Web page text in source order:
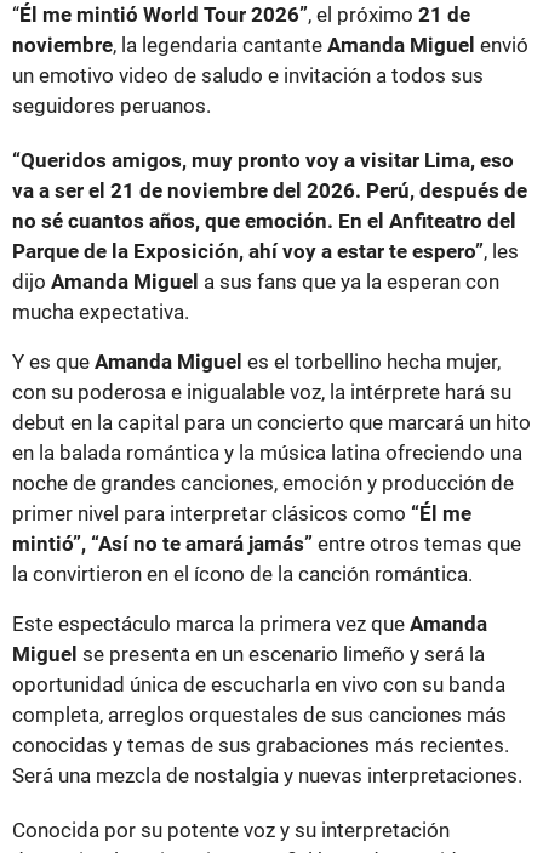
“Él me mintió World Tour 2026”, el próximo 21 de
noviembre, la legendaria cantante Amanda Miguel envió
un emotivo video de saludo e invitación a todos sus
seguidores peruanos.
“Queridos amigos, muy pronto voy a visitar Lima, eso
va a ser el 21 de noviembre del 2026. Perú, después de
no sé cuantos años, que emoción. En el Anfiteatro del
Parque de la Exposición, ahí voy a estar te espero”, les
dijo Amanda Miguel a sus fans que ya la esperan con
mucha expectativa.
Y es que Amanda Miguel es el torbellino hecha mujer,
con su poderosa e inigualable voz, la intérprete hará su
debut en la capital para un concierto que marcará un hito
en la balada romántica y la música latina ofreciendo una
noche de grandes canciones, emoción y producción de
primer nivel para interpretar clásicos como “Él me
mintió”, “Así no te amará jamás” entre otros temas que
la convirtieron en el ícono de la canción romántica.
Este espectáculo marca la primera vez que Amanda
Miguel se presenta en un escenario limeño y será la
oportunidad única de escucharla en vivo con su banda
completa, arreglos orquestales de sus canciones más
conocidas y temas de sus grabaciones más recientes.
Será una mezcla de nostalgia y nuevas interpretaciones.
Conocida por su potente voz y su interpretación